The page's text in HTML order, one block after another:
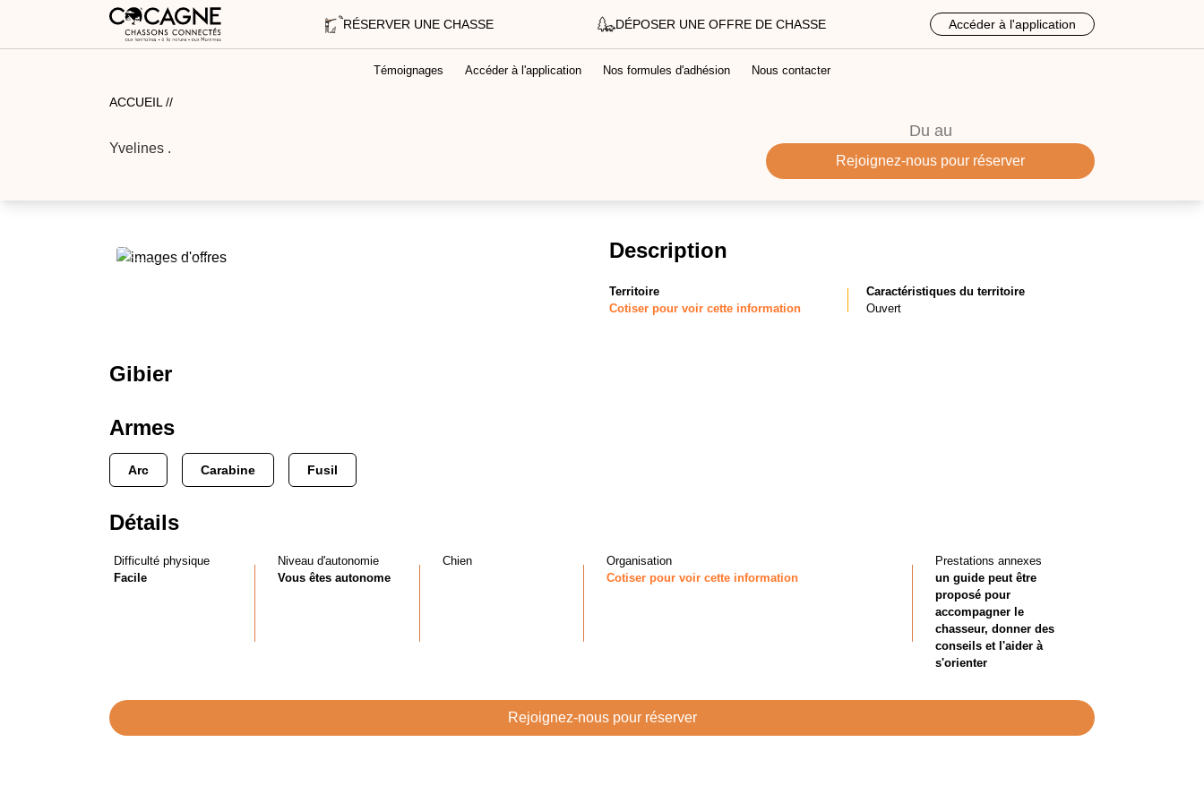
RÉSERVER UNE CHASSE DÉPOSER UNE OFFRE DE CHASSE Accéder à l'application
Témoignages Accéder à l'application Nos formules d'adhésion Nous contacter
ACCUEIL //
Yvelines .
Du au
Rejoignez-nous pour réserver
Description
Territoire
Cotiser pour voir cette information
Caractéristiques du territoire
Ouvert
Gibier
Armes
Arc Carabine Fusil
Détails
Difficulté physique
Facile
Niveau d'autonomie
Vous êtes autonome
Chien
Organisation
Cotiser pour voir cette information
Prestations annexes
un guide peut être
proposé pour
accompagner le
chasseur, donner des
conseils et l'aider à
s'orienter
Rejoignez-nous pour réserver